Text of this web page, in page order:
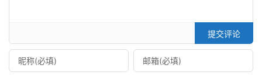
提交评论